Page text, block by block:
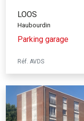
LOOS
Haubourdin
Parking garage
Réf. AVDS